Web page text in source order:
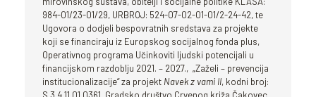
984-01/23-01/29, URBROJ: 524-07-02-01-01/2-24-42, te
Ugovora o dodjeli bespovratnih sredstava za projekte
koji se financiraju iz Europskog socijalnog fonda plus,
Operativnog programa Učinkoviti ljudski potencijali u
financijskom razdoblju 2021. – 2027., „Zaželi – prevencija
institucionalizacije“ za projekt Navek z vami II, kodni broj:
S.3.4.11.01.0361, Gradsko društvo Crvenog križa Čakovec